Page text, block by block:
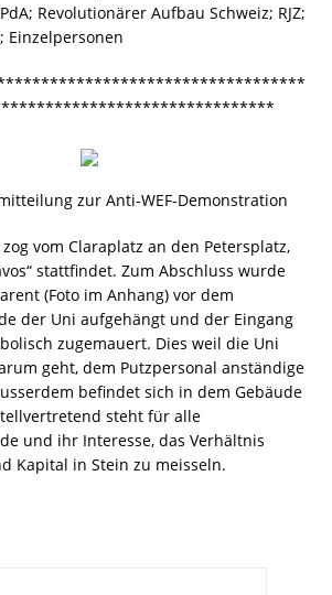
Revolutionärer Aufbau Schweiz; RJZ;
Einzelpersonen
zur Anti-WEF-Demonstration
vom Claraplatz an den Petersplatz,
stattfindet. Zum Abschluss wurde
(Foto im Anhang) vor dem
der Uni aufgehängt und der Eingang
zugemauert. Dies weil die Uni
geht, dem Putzpersonal anständige
befindet sich in dem Gebäude
steht für alle
und ihr Interesse, das Verhältnis
Kapital in Stein zu meisseln.